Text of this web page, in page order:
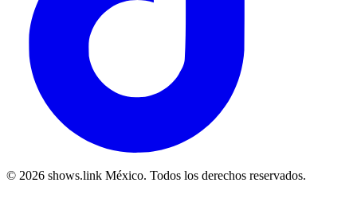
© 2026 shows.link México. Todos los derechos reservados.